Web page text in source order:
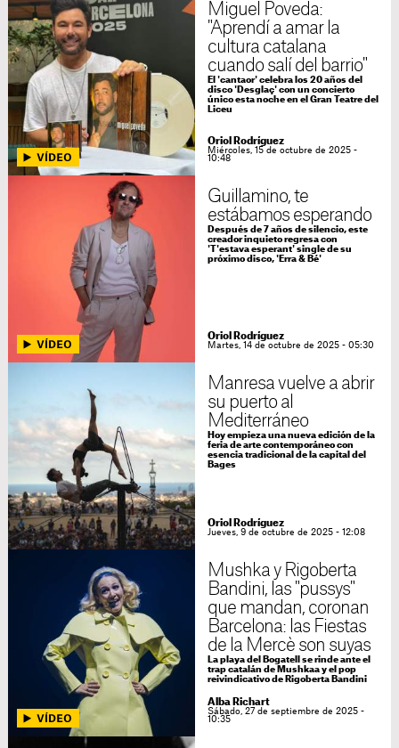
Miguel Poveda:
"Aprendí a amar la
cultura catalana
cuando salí del barrio"
El 'cantaor' celebra los 20 años del
disco 'Desglaç' con un concierto
único esta noche en el Gran Teatre del
Liceu
Oriol Rodríguez
Miércoles, 15 de octubre de 2025 -
10:48
Guillamino, te
estábamos esperando
Después de 7 años de silencio, este
creador inquieto regresa con
'T'estava esperant' single de su
próximo disco, 'Erra & Bé'
Oriol Rodríguez
Martes, 14 de octubre de 2025 - 05:30
Manresa vuelve a abrir
su puerto al
Mediterráneo
Hoy empieza una nueva edición de la
feria de arte contemporáneo con
esencia tradicional de la capital del
Bages
Oriol Rodríguez
Jueves, 9 de octubre de 2025 - 12:08
Mushka y Rigoberta
Bandini, las "pussys"
que mandan, coronan
Barcelona: las Fiestas
de la Mercè son suyas
La playa del Bogatell se rinde ante el
trap catalán de Mushkaa y el pop
reivindicativo de Rigoberta Bandini
Alba Richart
Sábado, 27 de septiembre de 2025 -
10:35